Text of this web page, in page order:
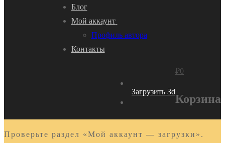
Блог
Мой аккаунт
Профиль автора
Контакты
Загрузить 3d
₽0
Корзина
Проверьте раздел «Мой аккаунт — загрузки».